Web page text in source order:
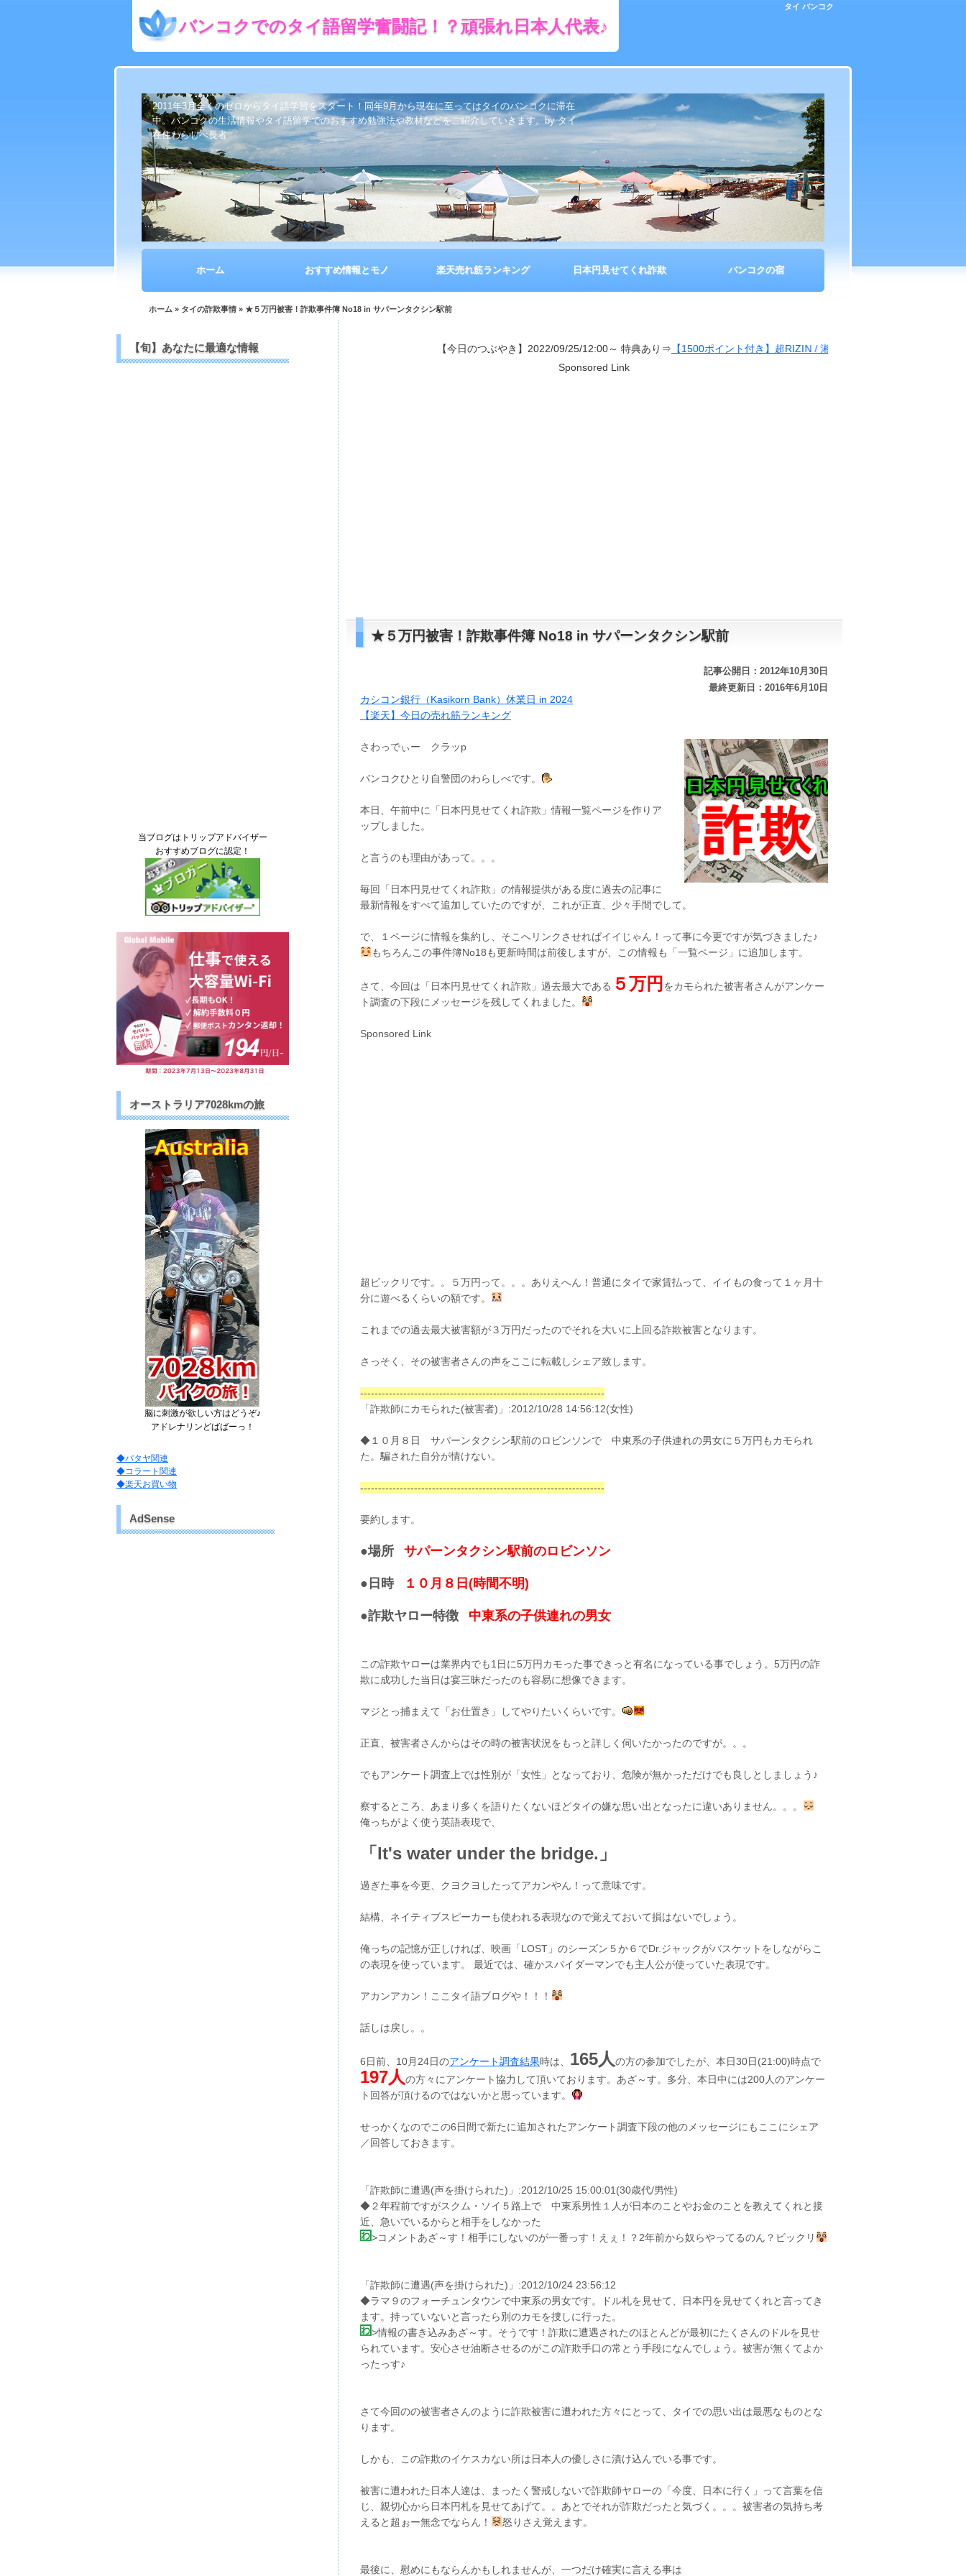
タイ バンコク
バンコクでのタイ語留学奮闘記！？頑張れ日本人代表♪
2011年3月全くのゼロからタイ語学習をスタート！同年9月から現在に至ってはタイのバンコクに滞在
中。バンコクの生活情報やタイ語留学でのおすすめ勉強法や教材などをご紹介していきます。by タイ
在住わらしべ長者
ホーム おすすめ情報とモノ 楽天売れ筋ランキング 日本円見せてくれ詐欺 バンコクの宿
ホーム » タイの詐欺事情 » ★５万円被害！詐欺事件簿 No18 in サパーンタクシン駅前
【今日のつぶやき】2022/09/25/12:00～ 特典あり⇒ 【1500ポイント付き】超RIZIN / 湘南美容クリニック presents RIZIN.38
Sponsored Link
★５万円被害！詐欺事件簿 No18 in サパーンタクシン駅前
記事公開日：2012年10月30日
最終更新日：2016年6月10日
カシコン銀行（Kasikorn Bank）休業日 in 2024
【楽天】今日の売れ筋ランキング
さわっでぃー クラッp
バンコクひとり自警団のわらしべです。
本日、午前中に「日本円見せてくれ詐欺」情報一覧ページを作りア
ップしました。
と言うのも理由があって。。。
毎回「日本円見せてくれ詐欺」の情報提供がある度に過去の記事に
最新情報をすべて追加していたのですが、これが正直、少々手間でして。
で、１ページに情報を集約し、そこへリンクさせればイイじゃん！って事に今更ですが気づきました♪
もちろんこの事件簿No18も更新時間は前後しますが、この情報も「一覧ページ」に追加します。
さて、今回は「日本円見せてくれ詐欺」過去最大である ５万円 をカモられた被害者さんがアンケー
ト調査の下段にメッセージを残してくれました。
Sponsored Link
超ビックリです。。５万円って。。。ありえへん！普通にタイで家賃払って、イイもの食って１ヶ月十
分に遊べるくらいの額です。
これまでの過去最大被害額が３万円だったのでそれを大いに上回る詐欺被害となります。
さっそく、その被害者さんの声をここに転載しシェア致します。
--------------------------------------------------------------------
「詐欺師にカモられた(被害者)」:2012/10/28 14:56:12(女性)
◆１０月８日 サパーンタクシン駅前のロビンソンで 中東系の子供連れの男女に５万円もカモられ
た。騙された自分が情けない。
--------------------------------------------------------------------
要約します。
●場所 サパーンタクシン駅前のロビンソン
●日時 １０月８日(時間不明)
●詐欺ヤロー特徴 中東系の子供連れの男女
この詐欺ヤローは業界内でも1日に5万円カモった事できっと有名になっている事でしょう。5万円の詐
欺に成功した当日は宴三昧だったのも容易に想像できます。
マジとっ捕まえて「お仕置き」してやりたいくらいです。
正直、被害者さんからはその時の被害状況をもっと詳しく伺いたかったのですが。。。
でもアンケート調査上では性別が「女性」となっており、危険が無かっただけでも良しとしましょう♪
察するところ、あまり多くを語りたくないほどタイの嫌な思い出となったに違いありません。。。
俺っちがよく使う英語表現で、
「It's water under the bridge.」
過ぎた事を今更、クヨクヨしたってアカンやん！って意味です。
結構、ネイティブスピーカーも使われる表現なので覚えておいて損はないでしょう。
俺っちの記憶が正しければ、映画「LOST」のシーズン５か６でDr.ジャックがバスケットをしながらこ
の表現を使っています。 最近では、確かスパイダーマンでも主人公が使っていた表現です。
アカンアカン！ここタイ語ブログや！！！
話しは戻し。。
6日前、10月24日のアンケート調査結果時は、 165人の方の参加でしたが、本日30日(21:00)時点で
197人の方々にアンケート協力して頂いております。あざ～す。多分、本日中には200人のアンケー
ト回答が頂けるのではないかと思っています。
せっかくなのでこの6日間で新たに追加されたアンケート調査下段の他のメッセージにもここにシェア
／回答しておきます。
「詐欺師に遭遇(声を掛けられた)」:2012/10/25 15:00:01(30歳代/男性)
◆２年程前ですがスクム・ソイ５路上で 中東系男性１人が日本のことやお金のことを教えてくれと接
近、急いでいるからと相手をしなかった
>コメントあざ～す！相手にしないのが一番っす！えぇ！？2年前から奴らやってるのん？ビックリ
「詐欺師に遭遇(声を掛けられた)」:2012/10/24 23:56:12
◆ラマ９のフォーチュンタウンで中東系の男女です。ドル札を見せて、日本円を見せてくれと言ってき
ます。持っていないと言ったら別のカモを捜しに行った。
>情報の書き込みあざ～す。そうです！詐欺に遭遇されたのほとんどが最初にたくさんのドルを見せ
られています。安心させ油断させるのがこの詐欺手口の常とう手段になんでしょう。被害が無くてよか
ったっす♪
さて今回のの被害者さんのように詐欺被害に遭われた方々にとって、タイでの思い出は最悪なものとな
ります。
しかも、この詐欺のイケスカない所は日本人の優しさに漬け込んでいる事です。
被害に遭われた日本人達は、まったく警戒しないで詐欺師ヤローの「今度、日本に行く」って言葉を信
じ、親切心から日本円札を見せてあげて。。あとでそれが詐欺だったと気づく。。。被害者の気持ち考
えると超ぉー無念でならん！
怒りさえ覚えます。
最後に、慰めにもならんかもしれませんが、一つだけ確実に言える事は
【旬】あなたに最適な情報
当ブログはトリップアドバイザー
おすすめブログに認定！
オーストラリア7028kmの旅
脳に刺激が欲しい方はどうぞ♪
アドレナリンどばばーっ！
◆パタヤ関連
◆コラート関連
◆楽天お買い物
AdSense